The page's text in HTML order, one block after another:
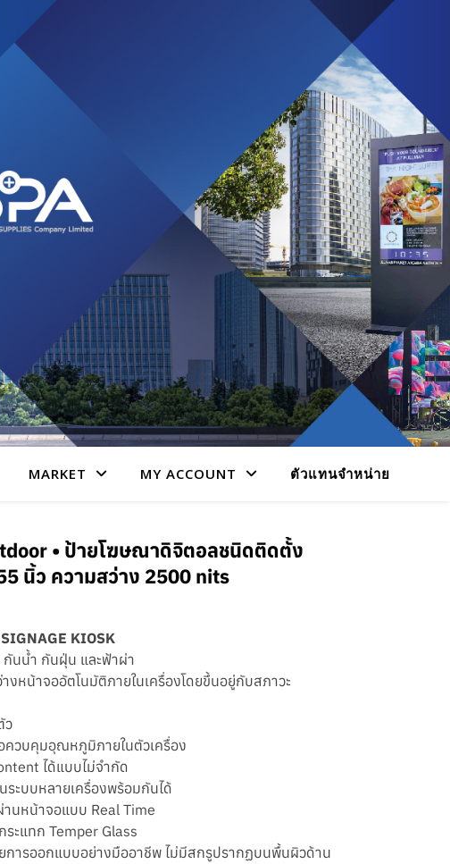
MARKET MY ACCOUNT ตัวแทนจำหน่าย
• ป้ายโฆษณาดิจิตอลชนิดติดตั้ง
นิ้ว ความสว่าง 2500 nits
KIOSK
กันน้ำ กันฝุ่น และฟ้าผ่า
งหน้าจออัตโนมัติภายในเครื่องโดยขึ้นอยู่กับสภาวะ
ว
ควบคุมอุณหภูมิภายในตัวเครื่อง
ได้แบบไม่จำกัด
ระบบหลายเครื่องพร้อมกันได้
นหน้าจอแบบ Real Time
ระแทก Temper Glass
ยการออกแบบอย่างมืออาชีพ ไม่มีสกรูปรากฏบนพื้นผิวด้าน